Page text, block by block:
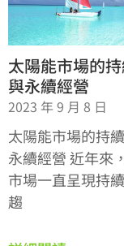
太陽能市場的
與永續經營
2023 年 9 月 8 日
太陽能市場的持
永續經營 近年來
市場一直呈現持
趨